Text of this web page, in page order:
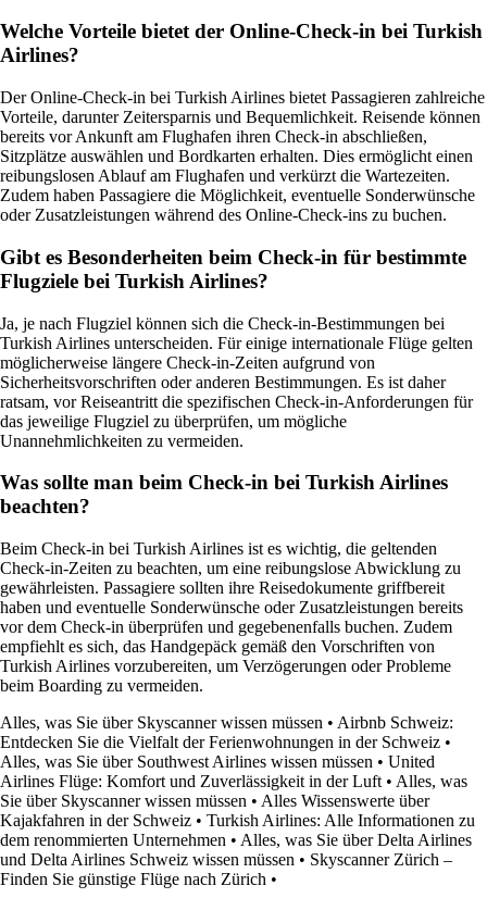
Welche Vorteile bietet der Online-Check-in bei Turkish
Airlines?
Der Online-Check-in bei Turkish Airlines bietet Passagieren zahlreiche
Vorteile, darunter Zeitersparnis und Bequemlichkeit. Reisende können
bereits vor Ankunft am Flughafen ihren Check-in abschließen,
Sitzplätze auswählen und Bordkarten erhalten. Dies ermöglicht einen
reibungslosen Ablauf am Flughafen und verkürzt die Wartezeiten.
Zudem haben Passagiere die Möglichkeit, eventuelle Sonderwünsche
oder Zusatzleistungen während des Online-Check-ins zu buchen.
Gibt es Besonderheiten beim Check-in für bestimmte
Flugziele bei Turkish Airlines?
Ja, je nach Flugziel können sich die Check-in-Bestimmungen bei
Turkish Airlines unterscheiden. Für einige internationale Flüge gelten
möglicherweise längere Check-in-Zeiten aufgrund von
Sicherheitsvorschriften oder anderen Bestimmungen. Es ist daher
ratsam, vor Reiseantritt die spezifischen Check-in-Anforderungen für
das jeweilige Flugziel zu überprüfen, um mögliche
Unannehmlichkeiten zu vermeiden.
Was sollte man beim Check-in bei Turkish Airlines
beachten?
Beim Check-in bei Turkish Airlines ist es wichtig, die geltenden
Check-in-Zeiten zu beachten, um eine reibungslose Abwicklung zu
gewährleisten. Passagiere sollten ihre Reisedokumente griffbereit
haben und eventuelle Sonderwünsche oder Zusatzleistungen bereits
vor dem Check-in überprüfen und gegebenenfalls buchen. Zudem
empfiehlt es sich, das Handgepäck gemäß den Vorschriften von
Turkish Airlines vorzubereiten, um Verzögerungen oder Probleme
beim Boarding zu vermeiden.
Alles, was Sie über Skyscanner wissen müssen • Airbnb Schweiz:
Entdecken Sie die Vielfalt der Ferienwohnungen in der Schweiz •
Alles, was Sie über Southwest Airlines wissen müssen • United
Airlines Flüge: Komfort und Zuverlässigkeit in der Luft • Alles, was
Sie über Skyscanner wissen müssen • Alles Wissenswerte über
Kajakfahren in der Schweiz • Turkish Airlines: Alle Informationen zu
dem renommierten Unternehmen • Alles, was Sie über Delta Airlines
und Delta Airlines Schweiz wissen müssen • Skyscanner Zürich –
Finden Sie günstige Flüge nach Zürich •